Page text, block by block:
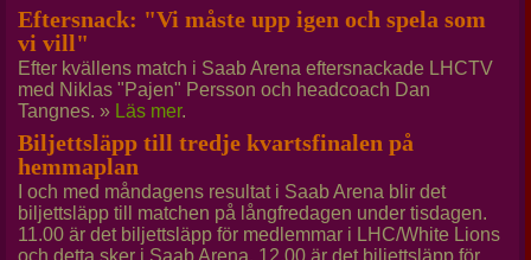
Eftersnack: "Vi måste upp igen och spela som
vi vill"
Efter kvällens match i Saab Arena eftersnackade LHCTV
med Niklas "Pajen" Persson och headcoach Dan
Tangnes. » Läs mer.
Biljettsläpp till tredje kvartsfinalen på
hemmaplan
I och med måndagens resultat i Saab Arena blir det
biljettsläpp till matchen på långfredagen under tisdagen.
11.00 är det biljettsläpp för medlemmar i LHC/White Lions